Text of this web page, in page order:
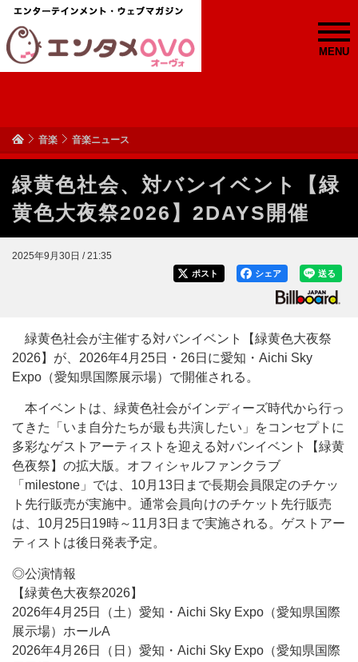
MENU
音楽 音楽ニュース
緑黄色社会、対バンイベント【緑
黄色大夜祭2026】2DAYS開催
2025年9月30日 / 21:35
送る
シェア
ポスト
緑黄色社会が主催する対バンイベント【緑黄色大夜祭
2026】が、2026年4月25日・26日に愛知・Aichi Sky
Expo（愛知県国際展示場）で開催される。
本イベントは、緑黄色社会がインディーズ時代から行っ
てきた「いま自分たちが最も共演したい」をコンセプトに
多彩なゲストアーティストを迎える対バンイベント【緑黄
色夜祭】の拡大版。オフィシャルファンクラブ
「milestone」では、10月13日まで長期会員限定のチケッ
ト先行販売が実施中。通常会員向けのチケット先行販売
は、10月25日19時～11月3日まで実施される。ゲストアー
ティストは後日発表予定。
◎公演情報
【緑黄色大夜祭2026】
2026年4月25日（土）愛知・Aichi Sky Expo（愛知県国際
展示場）ホールA
2026年4月26日（日）愛知・Aichi Sky Expo（愛知県国際